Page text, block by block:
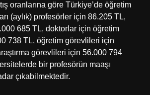
oranlarına göre Türkiye’de öğretim
(aylık) profesörler için 86.205 TL,
685 TL, doktorlar için öğretim
738 TL, öğretim görevlileri için
görevlileri için 56.000 794
bir profesörün maaşı
çıkabilmektedir.